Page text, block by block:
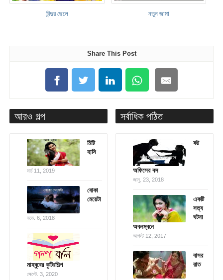
বিন্দুর ছেলে নতুন জামা
Share This Post
আরও গল্প
মিষ্টি
হাসি
মার্চ 11, 2019
বোকা
মেয়েটা
নভে. 6, 2018
মাহবুবের কুটিরশিল্প
সেপ্টে. 3, 2020
সর্বাধিক পঠিত
বউ
অফিসের বস
জানু. 23, 2018
একটি
সত্য
ঘটনা
অবলম্বনে
আগস্ট 12, 2017
বাসর
রাত